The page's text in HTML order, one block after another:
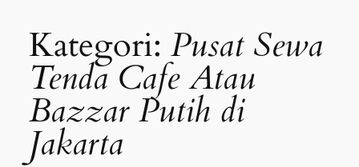
Kategori: Pusat Sewa
Tenda Cafe Atau
Bazzar Putih di
Jakarta